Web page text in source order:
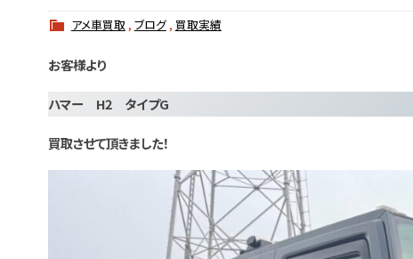
アメ車買取, ブログ, 買取実績
お客様より
ハマー H2 タイプG
買取させて頂きました！